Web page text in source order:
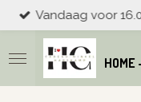
Ga
direct
naar
de
hoofdinhoud
HOME
Vandaag voor